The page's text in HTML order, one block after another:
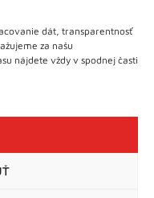
dát, transparentnosť
za našu
nájdete vždy v spodnej časti
841 06